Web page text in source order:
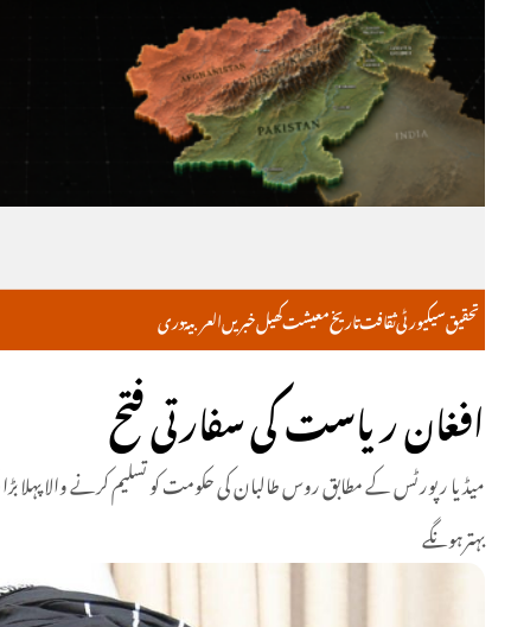
خبریںکھیلمعیشتتاریخثقافتسیکیورٹیتحقیق دریالعربية
افغان ریاست کی سفارتی فتح
میڈیا رپورٹس کے مطابق روس طالبان کی حکومت کو تسلیم کرنے والا
بہترہونگے